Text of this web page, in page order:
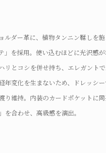
ルダー革に、植物タンニン鞣しを
」を採用。使い込むほどに光沢感
リとコシを併せ持ち、エレガント
年変化を生まないため、ドレッシ
り維持。内装のカードポケットに
を合わせ、高級感を演出。
の美しさだけでなく、裏目にはキ
一針、絶妙な力加減で縫製する手
で、部位に合わせて糸の締め付け
チの美しさが際立つ、細かいピッ
で堅牢な安心感とともに緻密なハ
ラックを採用。プロダクト内で額
印象とエレガントな表情を演出。
用特性に合わせた美しいコバの仕